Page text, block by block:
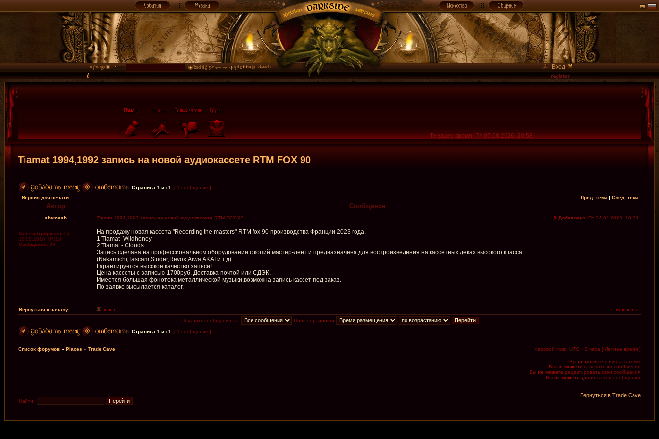
Вход
Текущее время: Пт 07.08.2026, 20:58
Tiamat 1994,1992 запись на новой аудиокассете RTM FOX 90
Страница 1 из 1
[ 1 сообщение ]
Версия для печати
Пред. тема | След. тема
Автор Сообщение
shamash Tiamat 1994,1992 запись на новой аудиокассете RTM FOX 90 Добавлено: Пт 24.03.2023, 10:23
Зарегистрирован: Ср
18.08.2010, 07:18
Сообщения: 39
На продажу новая кассета "Recording the masters" RTM fox 90 производства Франции 2023 года.
1 Tiamat -Wildhoney
2.Tiamat - Clouds
Запись сделана на профессиональном оборудовании c копий мастер-лент и предназначена для воспроизведения на кассетных деках высокого класса.
(Nakamichi,Tascam,Studer,Revox,Aiwa,AKAI и т.д)
Гарантируется высокое качество записи!
Цена кассеты с записью-1700руб. Доставка почтой или СДЭК.
Имеется большая фонотека металлической музыки,возможна запись кассет под заказ.
По заявке высылается каталог.
Вернуться к началу
Показать сообщения за:
Поле сортировки
Страница 1 из 1 [ 1 сообщение ]
Список форумов » Places » Trade Cave Часовой пояс: UTC + 3 часа [ Летнее время ]
Вы не можете начинать темы
Вы не можете отвечать на сообщения
Вы не можете редактировать свои сообщения
Вы не можете удалять свои сообщения
Найти:
Вернуться в Trade Cave